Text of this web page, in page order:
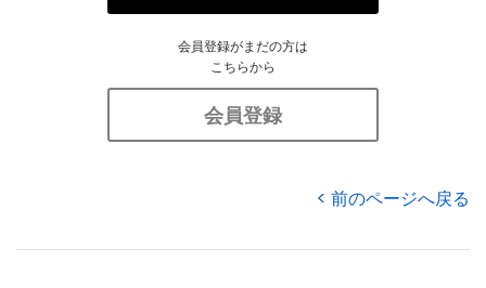
会員登録がまだの方は
こちらから
会員登録
前のページへ戻る